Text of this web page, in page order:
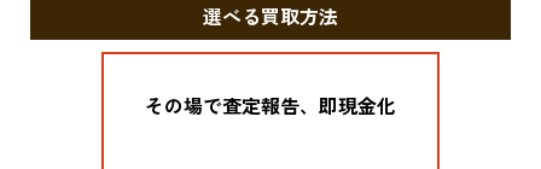
選べる買取方法
その場で査定報告、即現金化